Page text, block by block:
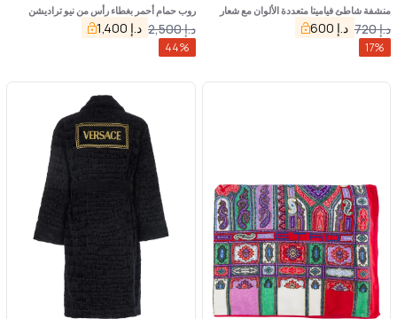
منشفة شاطئ فياميتا متعددة الألوان مع شعار
مطبوع على الجهة الأمامية، مصنوعة من القطن.د.إ720 د.إ 600
17%
روب حمام أحمر بغطاء رأس من نيو تراديشن
بنقشة زخرفية من إيترو هومد.إ2,500 د.إ 1,400
44%